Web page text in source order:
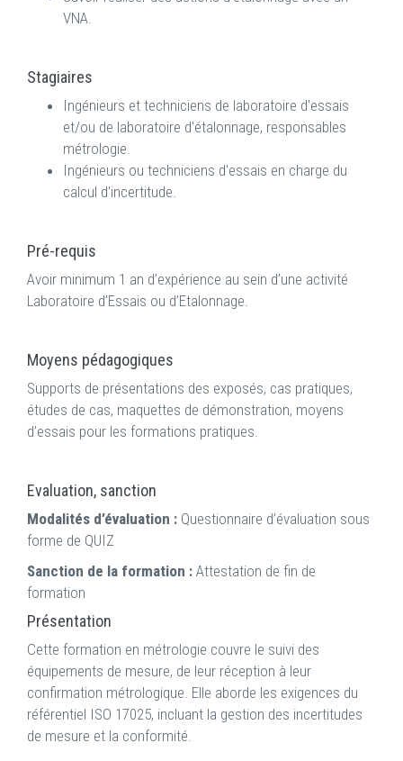
VNA.
Stagiaires
Ingénieurs et techniciens de laboratoire d'essais
et/ou de laboratoire d'étalonnage, responsables
métrologie.
Ingénieurs ou techniciens d'essais en charge du
calcul d'incertitude.
Pré-requis
Avoir minimum 1 an d’expérience au sein d’une activité
Laboratoire d’Essais ou d’Etalonnage.
Moyens pédagogiques
Supports de présentations des exposés, cas pratiques,
études de cas, maquettes de démonstration, moyens
d’essais pour les formations pratiques.
Evaluation, sanction
Modalités d’évaluation : Questionnaire d’évaluation sous
forme de QUIZ
Sanction de la formation : Attestation de fin de
formation
Présentation
Cette formation en métrologie couvre le suivi des
équipements de mesure, de leur réception à leur
confirmation métrologique. Elle aborde les exigences du
référentiel ISO 17025, incluant la gestion des incertitudes
de mesure et la conformité.